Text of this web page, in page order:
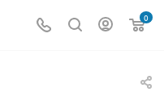
0